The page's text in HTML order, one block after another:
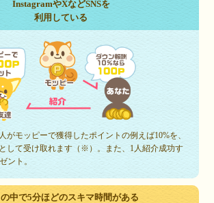
InstagramやXなどSNSを
利用している
がモッピーで獲得したポイントの例えば10%を、
して受け取れます（※）。また、1人紹介成功す
ント。
中で5分ほどのスキマ時間がある